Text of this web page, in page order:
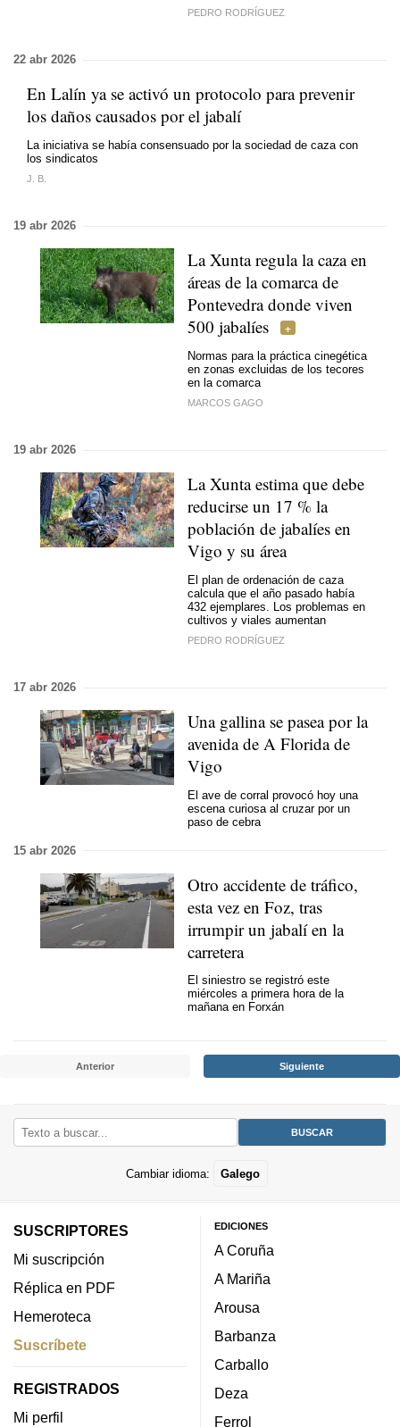
PEDRO RODRÍGUEZ
22 abr 2026
En Lalín ya se activó un protocolo para prevenir
los daños causados por el jabalí
La iniciativa se había consensuado por la sociedad de caza con
los sindicatos
J. B.
19 abr 2026
La Xunta regula la caza en
áreas de la comarca de
Pontevedra donde viven
500 jabalíes
Normas para la práctica cinegética
en zonas excluidas de los tecores
en la comarca
MARCOS GAGO
19 abr 2026
La Xunta estima que debe
reducirse un 17 % la
población de jabalíes en
Vigo y su área
El plan de ordenación de caza
calcula que el año pasado había
432 ejemplares. Los problemas en
cultivos y viales aumentan
PEDRO RODRÍGUEZ
17 abr 2026
Una gallina se pasea por la
avenida de A Florida de
Vigo
El ave de corral provocó hoy una
escena curiosa al cruzar por un
paso de cebra
15 abr 2026
Otro accidente de tráfico,
esta vez en Foz, tras
irrumpir un jabalí en la
carretera
El siniestro se registró este
miércoles a primera hora de la
mañana en Forxán
Anterior Siguiente
Cambiar idioma: Galego
SUSCRIPTORES
Mi suscripción
Réplica en PDF
Hemeroteca
Suscríbete
REGISTRADOS
Mi perfil
EDICIONES
A Coruña
A Mariña
Arousa
Barbanza
Carballo
Deza
Ferrol